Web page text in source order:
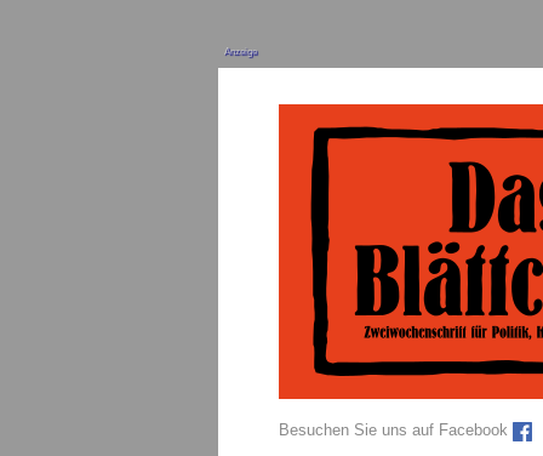
Anzeige
Besuchen Sie uns auf Facebook